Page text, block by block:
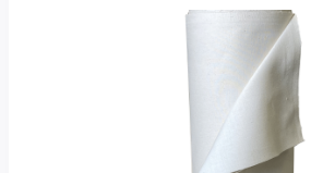
254,50 €